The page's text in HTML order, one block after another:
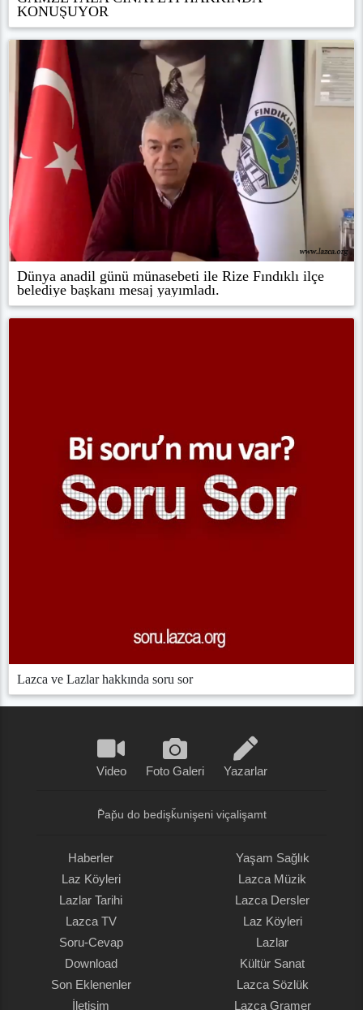
KONUŞUYOR
Dünya anadil günü münasebeti ile Rize Fındıklı ilçe
belediye başkanı mesaj yayımladı.
Lazca ve Lazlar hakkında soru sor
Video Foto Galeri Yazarlar
P̌ap̌u do bedişǩunişeni viçalişamt
Haberler
Laz Köyleri
Lazlar Tarihi
Lazca TV
Soru-Cevap
Download
Son Eklenenler
İletişim
Yaşam Sağlık
Lazca Müzik
Lazca Dersler
Laz Köyleri
Lazlar
Kültür Sanat
Lazca Sözlük
Lazca Gramer